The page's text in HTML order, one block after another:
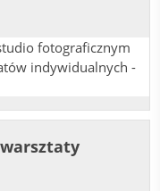
fotograficznym
indywidualnych -